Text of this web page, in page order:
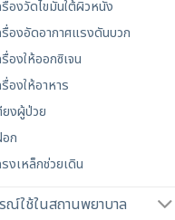
รื่องวัดไขมันใต้ผิวหนัง
รื่องอัดอากาศแรงดันบวก
รื่องให้ออกซิเจน
รื่องให้อาหาร
ยงผู้ป่วย
อก
รงเหล็กช่วยเดิน
ณ์ใช้ในสถานพยาบาล